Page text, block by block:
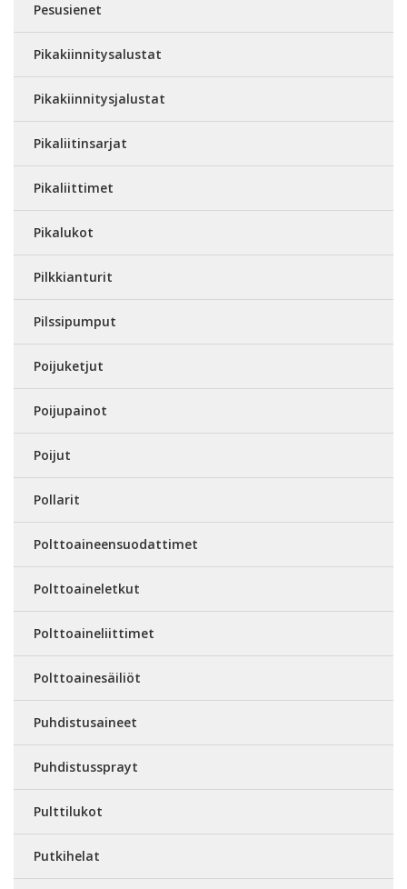
Pesusienet
Pikakiinnitysalustat
Pikakiinnitysjalustat
Pikaliitinsarjat
Pikaliittimet
Pikalukot
Pilkkianturit
Pilssipumput
Poijuketjut
Poijupainot
Poijut
Pollarit
Polttoaineensuodattimet
Polttoaineletkut
Polttoaineliittimet
Polttoainesäiliöt
Puhdistusaineet
Puhdistussprayt
Pulttilukot
Putkihelat